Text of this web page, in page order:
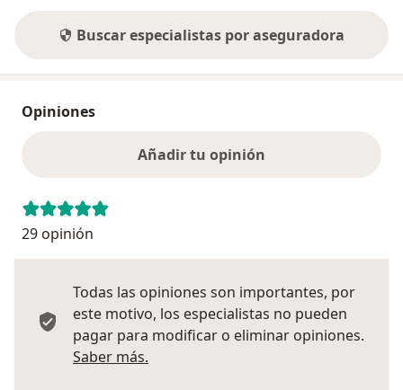
Buscar especialistas por aseguradora
Opiniones
Añadir tu opinión
29 opinión
Todas las opiniones son importantes, por
este motivo, los especialistas no pueden
pagar para modificar o eliminar opiniones.
Saber más.